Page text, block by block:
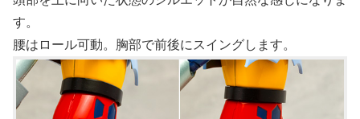
す。
腰はロール可動。胸部で前後にスイングします。